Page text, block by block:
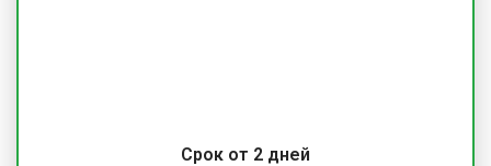
Срок от 2 дней